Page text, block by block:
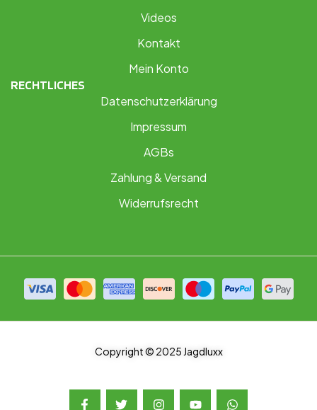
Videos
Kontakt
Mein Konto
RECHTLICHES
Datenschutzerklärung
Impressum
AGBs
Zahlung & Versand
Widerrufsrecht
Copyright © 2025 Jagdluxx